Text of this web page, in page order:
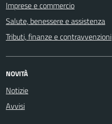
Imprese e commercio
Salute, benessere e assistenza
Tributi, finanze e contravvenzioni
NOVITÀ
Notizie
Avvisi